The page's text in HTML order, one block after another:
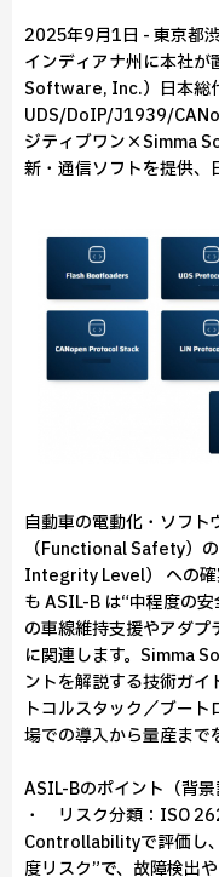
2025年9月1日 - 東京都
インディアナ州に本社
Software, Inc.）日本総
UDS/DoIP/J1939/
ジティブワン×Simma
新・通信ソフトを提供、
自動車の電動化・ソフ
（Functional Safety）
Integrity Level） への確
も ASIL-B は“中程度の
の車線維持支援やアダプ
に関連します。Simma
ントを解説する技術ガ
トコルスタック／ブー
場での導入から量産まで
ASIL-Bのポイント（背景
・ リスク分類：ISO
Controllabilityで評価し
度リスク”で、故障検出